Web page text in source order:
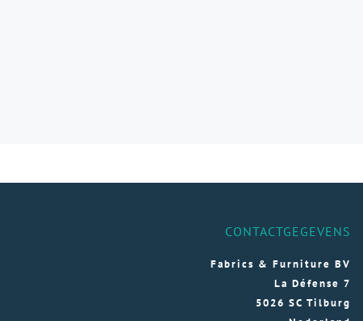
CONTACTGEGEVENS
Fabrics & Furniture BV
La Défense 7
5026 SC Tilburg